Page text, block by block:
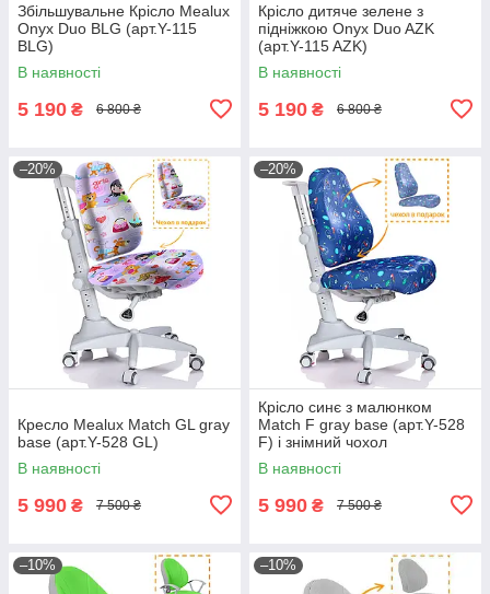
Збільшувальне Крісло Mealux
Onyx Duo BLG (арт.Y-115
BLG)
В наявності
5 190 ₴ 6 800 ₴
Крісло дитяче зелене з
підніжкою Onyx Duo AZK
(арт.Y-115 AZK)
В наявності
5 190 ₴ 6 800 ₴
–20%
Кресло Mealux Match GL gray
base (арт.Y-528 GL)
В наявності
5 990 ₴ 7 500 ₴
–20%
Крісло синє з малюнком
Match F gray base (арт.Y-528
F) і знімний чохол
В наявності
5 990 ₴ 7 500 ₴
–10% –10%